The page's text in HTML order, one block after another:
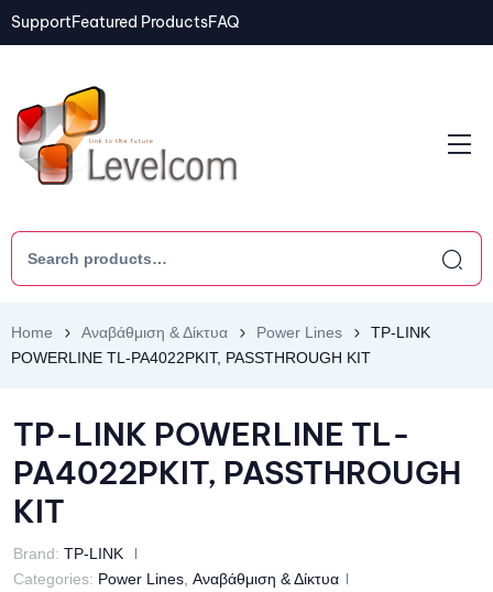
SupportFeatured ProductsFAQ
Home Αναβάθμιση & Δίκτυα Power Lines
TP-LINK
POWERLINE TL-PA4022PKIT, PASSTHROUGH KIT
TP-LINK POWERLINE TL-
PA4022PKIT, PASSTHROUGH
KIT
Brand: TP-LINK
Categories: Power Lines Αναβάθμιση & Δίκτυα